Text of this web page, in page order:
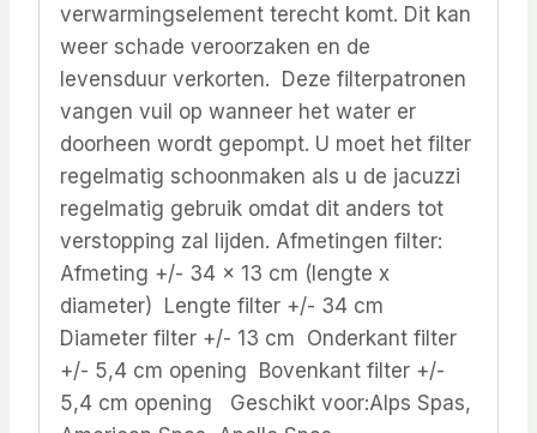
verwarmingselement terecht komt. Dit kan
weer schade veroorzaken en de
levensduur verkorten. Deze filterpatronen
vangen vuil op wanneer het water er
doorheen wordt gepompt. U moet het filter
regelmatig schoonmaken als u de jacuzzi
regelmatig gebruik omdat dit anders tot
verstopping zal lijden. Afmetingen filter:
Afmeting +/- 34 x 13 cm (lengte x
diameter) Lengte filter +/- 34 cm
Diameter filter +/- 13 cm Onderkant filter
+/- 5,4 cm opening Bovenkant filter +/-
5,4 cm opening Geschikt voor:Alps Spas,